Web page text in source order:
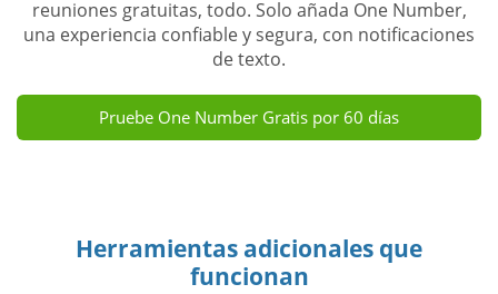
reuniones gratuitas, todo. Solo añada One Number,
una experiencia confiable y segura, con notificaciones
de texto.
Pruebe One Number Gratis por 60 días
Herramientas adicionales que
funcionan